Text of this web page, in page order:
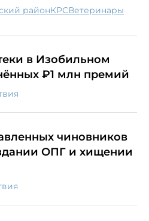
район КРС ветеринары
в Изобильном
₽1 млн премий
чиновников
ОПГ и хищении